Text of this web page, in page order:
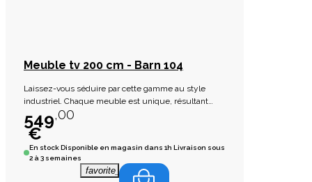
Meuble tv 200 cm - Barn 104
Laissez-vous séduire par cette gamme au style
industriel. Chaque meuble est unique, résultant
une fabrication artisanale.
549,00
€
En stockDisponible en magasin dans 1h Livraison sous
2 à 3 semaines
favorite_border